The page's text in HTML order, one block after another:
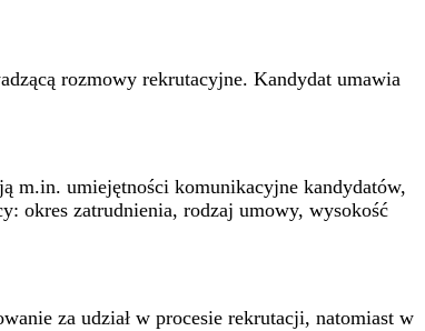
rozmowy rekrutacyjne. Kandydat umawia
m.in. umiejętności komunikacyjne kandydatów,
okres zatrudnienia, rodzaj umowy, wysokość
za udział w procesie rekrutacji, natomiast w